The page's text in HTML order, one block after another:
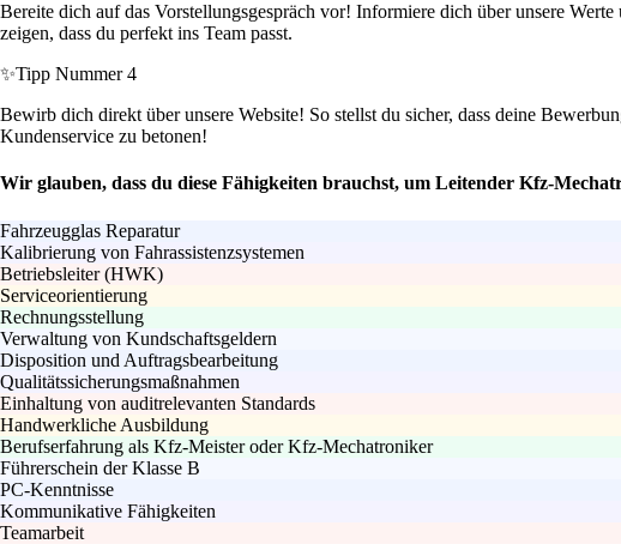
Bereite dich auf das Vorstellungsgespräch vor! Informiere dich über unsere
zeigen, dass du perfekt ins Team passt.
✨Tipp Nummer 4
Bewirb dich direkt über unsere Website! So stellst du sicher, dass deine
Kundenservice zu betonen!
Wir glauben, dass du diese Fähigkeiten brauchst, um Leitender Kfz-
Fahrzeugglas Reparatur
Kalibrierung von Fahrassistenzsystemen
Betriebsleiter (HWK)
Serviceorientierung
Rechnungsstellung
Verwaltung von Kundschaftsgeldern
Disposition und Auftragsbearbeitung
Qualitätssicherungsmaßnahmen
Einhaltung von auditrelevanten Standards
Handwerkliche Ausbildung
Berufserfahrung als Kfz-Meister oder Kfz-Mechatroniker
Führerschein der Klasse B
PC-Kenntnisse
Kommunikative Fähigkeiten
Teamarbeit